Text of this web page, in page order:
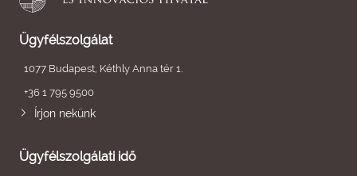
Ügyfélszolgálat
1077 Budapest, Kéthly Anna tér 1.
+36 1 795 9500
Írjon nekünk
Ügyfélszolgálati idő